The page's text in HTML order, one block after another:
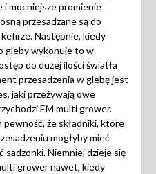
i mocniejsze promienie
przesadzane są do
Następnie, kiedy
gleby wykonuje to w
do dużej ilości światła
przesadzenia w glebę jest
jaki przeżywają owe
EM multi grower.
że składniki, które
mogłyby mieć
sadzonki. Niemniej dzieje się
grower nawet, kiedy